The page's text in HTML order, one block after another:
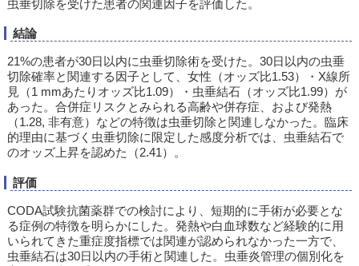
虫垂切除を受けた患者の関連因子を評価した。
結論
21%の患者が30日以内に虫垂切除術を受けた。30日以内の虫垂
切除確率と関連する因子として、女性（オッズ比1.53）・X線所
見（1 mmあたりオッズ比1.09）・虫垂結石（オッズ比1.99）が
あった。合併症リスクとみられる高齢や併存症、および発熱
（1.28, 非有意）などの特徴は虫垂切除と関連しなかった。臨床
的理由に基づく虫垂切除に限定した感度分析では、虫垂結石で
のオッズ上昇を認めた（2.41）。
評価
CODA試験抗菌薬群での検討により、短期的に手術が必要とな
る症例の特徴を明らかにした。発熱や白血球数など経験的に用
いられてきた重症度指標では関連が認められなかった一方で、
虫垂結石は30日以内の手術と関連した。虫垂炎管理の個別化を